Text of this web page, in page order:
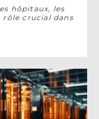
hôpitaux, les
rôle crucial dans